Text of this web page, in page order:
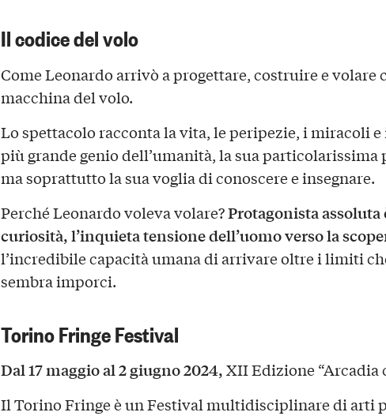
Il codice del volo
Come Leonardo arrivò a progettare, costruire e volare
macchina del volo.
Lo spettacolo racconta la vita, le peripezie, i miracoli e
più grande genio dell’umanità, la sua particolarissima
ma soprattutto la sua voglia di conoscere e insegnare.
Perché Leonardo voleva volare?Protagonista assoluta
curiosità, l’inquieta tensione dell’uomo verso la
l’incredibile capacità umana di arrivare oltre i limiti
sembra imporci.
Torino Fringe Festival
Dal 17 maggio al 2 giugno 2024,XII Edizione “Arcadia
Il Torino Fringe è un Festival multidisciplinare di arti